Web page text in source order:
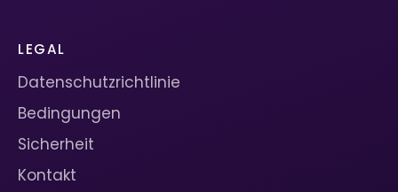
LEGAL
Datenschutzrichtlinie
Bedingungen
Sicherheit
Kontakt